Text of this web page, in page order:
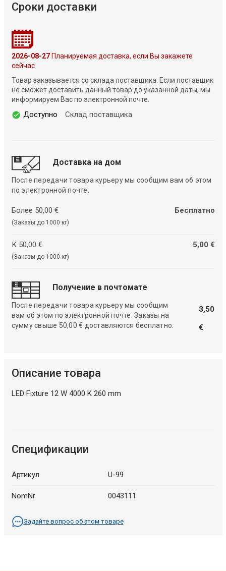
Сроки доставки
2026-08-27Планируемая доставка, если Вы закажете
сейчас
Товар заказывается со склада поставщика. Если поставщик
не сможет доставить данный товар до указанной даты, мы
информируем Вас по электронной почте.
Доступно Склад поставщика
Доставка на дом
После передачи товара курьеру мы сообщим вам об этом
по электронной почте.
Более 50,00 €
(Заказы до 1000 кг)
Бесплатно
К 50,00 €
(Заказы до 1000 кг)
5,00 €
Получение в почтомате
После передачи товара курьеру мы сообщим
вам об этом по электронной почте. Заказы на
сумму свыше 50,00 € доставляются бесплатно.
3,50
€
Описание товара
LED Fixture 12 W 4000 K 260 mm
Спецификации
Артикул U-99
NomNr 0043111
Задайте вопрос об этом товаре